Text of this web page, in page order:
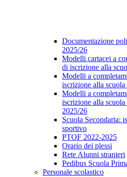
Documentazione
2025/26
Modelli cartacei a
di iscrizione alla
Modelli a
iscrizione alla
Modelli a
iscrizione alla
2025/26
Scuola Secondaria:
sportivo
PTOF 2022-2025
Orario dei plessi
Rete Alunni stranieri
Pedibus Scuola
Personale scolastico